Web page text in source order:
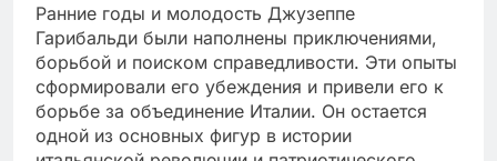
Ранние годы и молодость Джузеппе
Гарибальди были наполнены приключениями,
борьбой и поиском справедливости. Эти опыты
сформировали его убеждения и привели его к
борьбе за объединение Италии. Он остается
одной из основных фигур в истории